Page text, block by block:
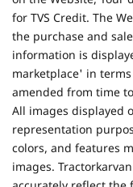
for TVS Credit. The
the purchase and
information is
marketplace' in
amended from time
All images displayed
representation
colors, and features
images.